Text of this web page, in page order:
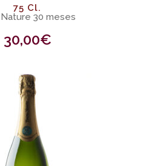
75 Cl.
30 meses
30,00€